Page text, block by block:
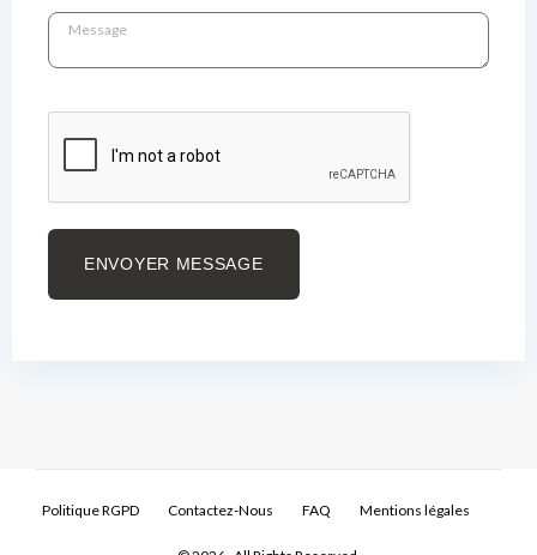
ENVOYER MESSAGE
Politique RGPD Contactez-Nous FAQ Mentions légales